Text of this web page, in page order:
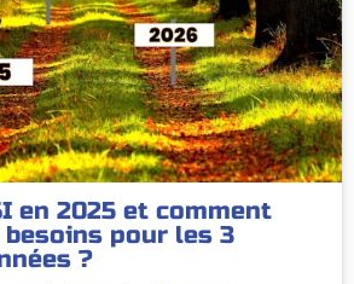
en 2025 et comment
pour les 3
?